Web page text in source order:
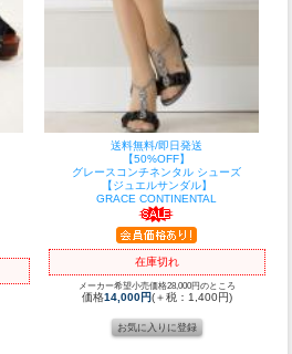
送料無料/即日発送
【50%OFF】
グレースコンチネンタル シューズ
【ジュエルサンダル】
GRACE CONTINENTAL
在庫切れ
メーカー希望小売価格28,000円のところ
価格14,000円(＋税：1,400円)